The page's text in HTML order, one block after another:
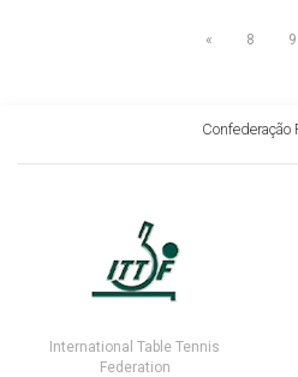
« 8 9
Confederação
International Table Tennis
Federation